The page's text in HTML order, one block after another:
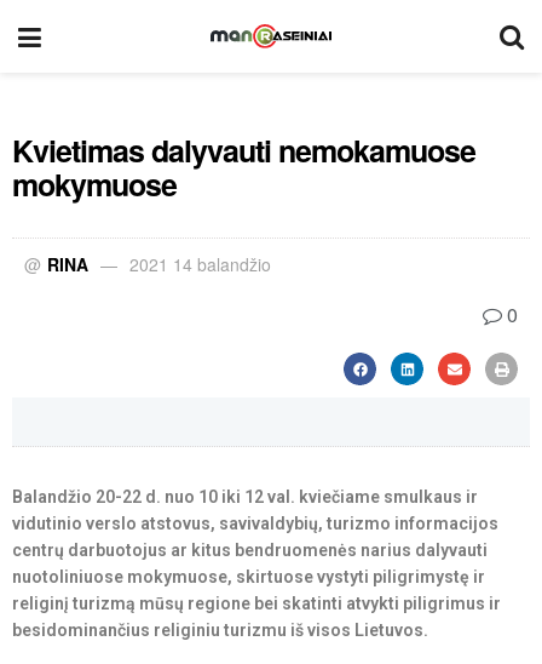
Kvietimas dalyvauti nemokamuose
mokymuose
@ RINA 2021 14 balandžio
0
Balandžio 20-22 d. nuo 10 iki 12 val. kviečiame smulkaus ir
vidutinio verslo atstovus, savivaldybių, turizmo informacijos
centrų darbuotojus ar kitus bendruomenės narius dalyvauti
nuotoliniuose mokymuose, skirtuose vystyti piligrimystę ir
religinį turizmą mūsų regione bei skatinti atvykti piligrimus ir
besidominančius religiniu turizmu iš visos Lietuvos.